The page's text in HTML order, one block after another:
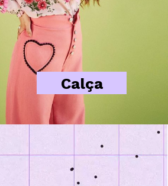
Calça